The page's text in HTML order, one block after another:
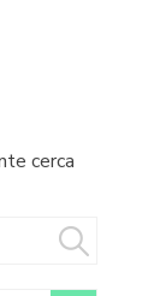
cerca